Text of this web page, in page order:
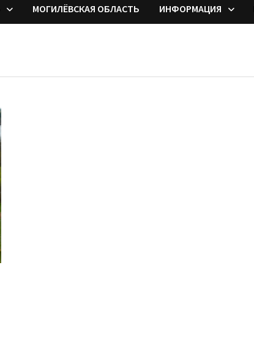
МОГИЛЁВСКАЯ ОБЛАСТЬ ИНФОРМАЦИЯ